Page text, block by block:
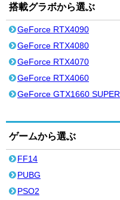
搭載グラボから選ぶ
GeForce RTX4090
GeForce RTX4080
GeForce RTX4070
GeForce RTX4060
GeForce GTX1660 SUPER
ゲームから選ぶ
FF14
PUBG
PSO2